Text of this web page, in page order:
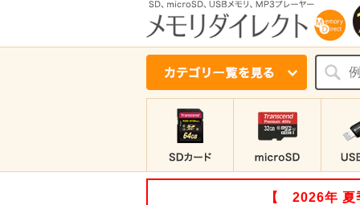
【 2026年 夏